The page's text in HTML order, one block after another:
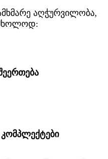
აღჭურვილობა,